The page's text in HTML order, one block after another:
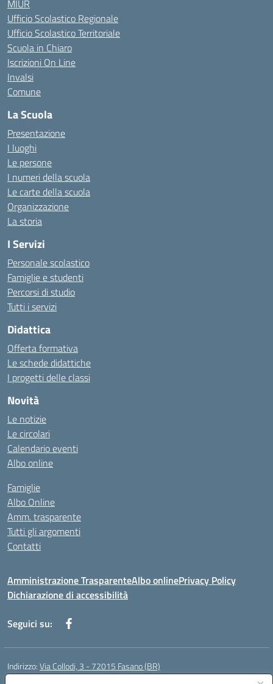
MIUR
Ufficio Scolastico Regionale
Ufficio Scolastico Territoriale
Scuola in Chiaro
Iscrizioni On Line
Invalsi
Comune
La Scuola
Presentazione
I luoghi
Le persone
I numeri della scuola
Le carte della scuola
Organizzazione
La storia
I Servizi
Personale scolastico
Famiglie e studenti
Percorsi di studio
Tutti i servizi
Didattica
Offerta formativa
Le schede didattiche
I progetti delle classi
Novità
Le notizie
Le circolari
Calendario eventi
Albo online
Famiglie
Albo Online
Amm. trasparente
Tutti gli argomenti
Contatti
Amministrazione TrasparenteAlbo onlinePrivacy Policy
Dichiarazione di accessibilità
Seguici su:
Indirizzo:Via Collodi, 3 - 72015 Fasano (BR)
Centralino: